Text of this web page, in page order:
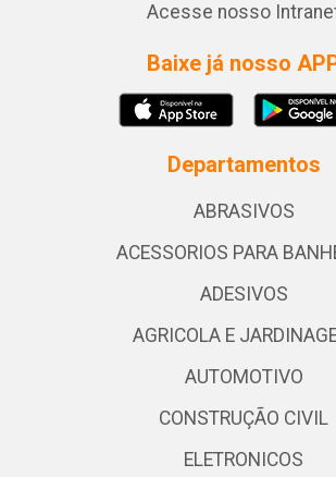
Acesse nosso
Baixe já nosso
Departamentos
ABRASIVOS
ACESSORIOS PARA
ADESIVOS
AGRICOLA E
AUTOMOTIVO
CONSTRUÇÃO CIVIL
ELETRONICOS